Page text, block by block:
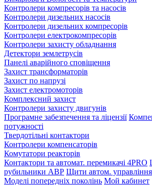
Контролери компресорів та насосів
Контролери дизельних насосів
Контролери дизельних компресорів
Контролери електрокомпресорів
Контролери захисту обладнання
Детектори землетрусів
Панелі аварійного сповіщення
Захист трансформаторів
Захист по напрузі
Захист електромоторів
Комплексний захист
Контролери захисту двигунів
Програмне забезпечення та ліцензії
потужності
Твердотільні контактори
Контролери компенсаторів
Комутатори реакторів
Контактори та автомат. перемикачі 4PRO
рубильники АВР Щити автом.
Моделі попередніх поколінь Мой кабинет